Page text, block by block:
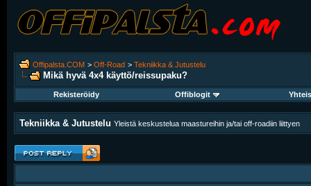
Offipalsta.COM > Off-Road > Tekniikka & Jutustelu
Mikä hyvä 4x4 käyttö/reissupaku?
Rekisteröidy Offiblogit
Tekniikka & Jutustelu Yleistä keskustelua maastureihin ja/tai off-roadiin liittyen